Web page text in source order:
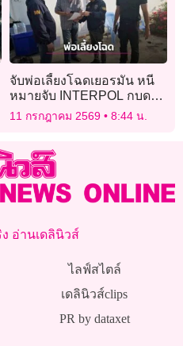
จับพ่อเลี้ยงโฉดเยอรมัน หนี
หมายจับ INTERPOL กบดาน
บุรีรัมย์ เตรียมส่งกลับดำเนิน
11 กรกฎาคม 2569 8:44 น.
อ่านเดลินิวส์
ไลฟ์สไตล์
เดลินิวส์clips
PR by dataxet